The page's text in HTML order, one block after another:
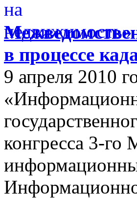
в процессе
9 апреля 2010
конгресса 3-